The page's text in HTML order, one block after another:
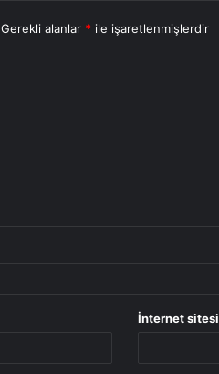
Gerekli alanlar * ile işaretlenmişlerdir
İnternet sitesi